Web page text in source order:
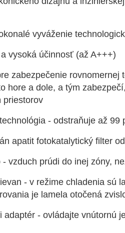
vyváženie
vysoká účinnosť (až A+++)
zabezpečenie
hore a dole, a tým
priestorov
- odstraňuje až
apatit fotokatalytický filter
- vzduch prúdi do inej zóny,
- v režime chladenia sú
je lamela otočená
adaptér - ovládajte vnútornú